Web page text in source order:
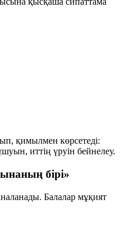
қимылмен көрсетеді:
иттің үруін бейнелеу.
бірі»
Балалар мұқият